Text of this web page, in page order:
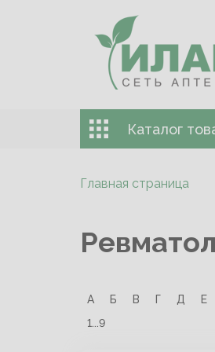
Каталог
Главная страница
А Б В Г Д Е
1...9